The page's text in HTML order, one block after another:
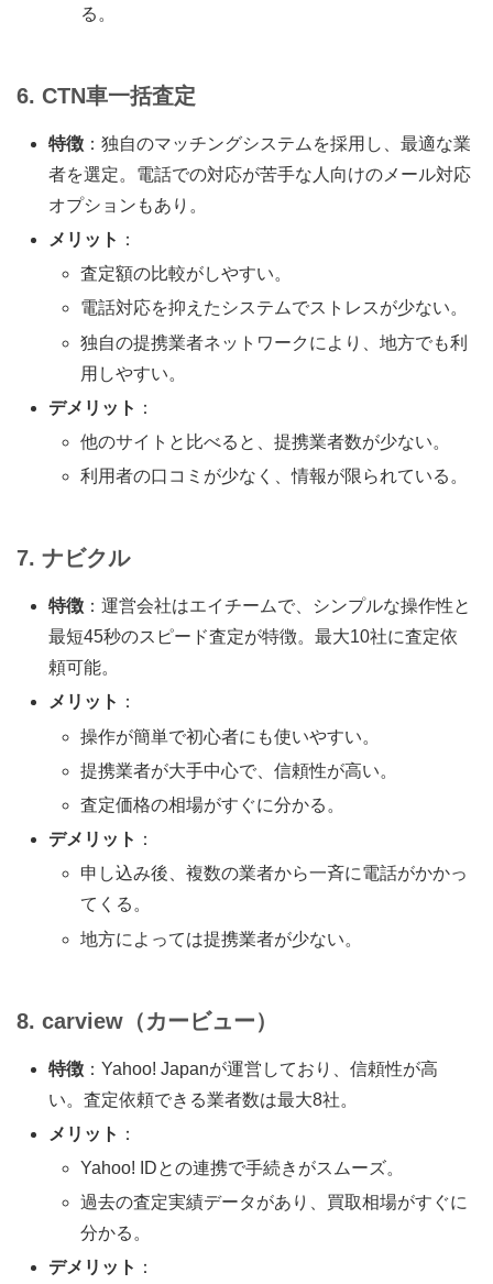
る。
6. CTN車一括査定
特徴 ：独自のマッチングシステムを採用し、最適な業
者を選定。電話での対応が苦手な人向けのメール対応
オプションもあり。
メリット ：
査定額の比較がしやすい。
電話対応を抑えたシステムでストレスが少ない。
独自の提携業者ネットワークにより、地方でも利
用しやすい。
デメリット ：
他のサイトと比べると、提携業者数が少ない。
利用者の口コミが少なく、情報が限られている。
7. ナビクル
特徴 ：運営会社はエイチームで、シンプルな操作性と
最短45秒のスピード査定が特徴。最大10社に査定依
頼可能。
メリット ：
操作が簡単で初心者にも使いやすい。
提携業者が大手中心で、信頼性が高い。
査定価格の相場がすぐに分かる。
デメリット ：
申し込み後、複数の業者から一斉に電話がかかっ
てくる。
地方によっては提携業者が少ない。
8. carview（カービュー）
特徴 ：Yahoo! Japanが運営しており、信頼性が高
い。査定依頼できる業者数は最大8社。
メリット ：
Yahoo! IDとの連携で手続きがスムーズ。
過去の査定実績データがあり、買取相場がすぐに
分かる。
デメリット ：